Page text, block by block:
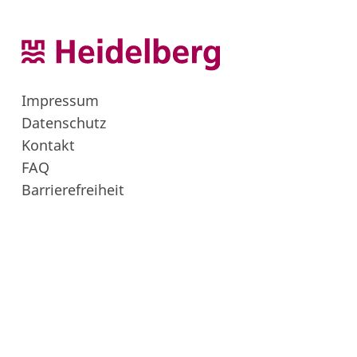
Impressum
Datenschutz
Kontakt
FAQ
Barrierefreiheit